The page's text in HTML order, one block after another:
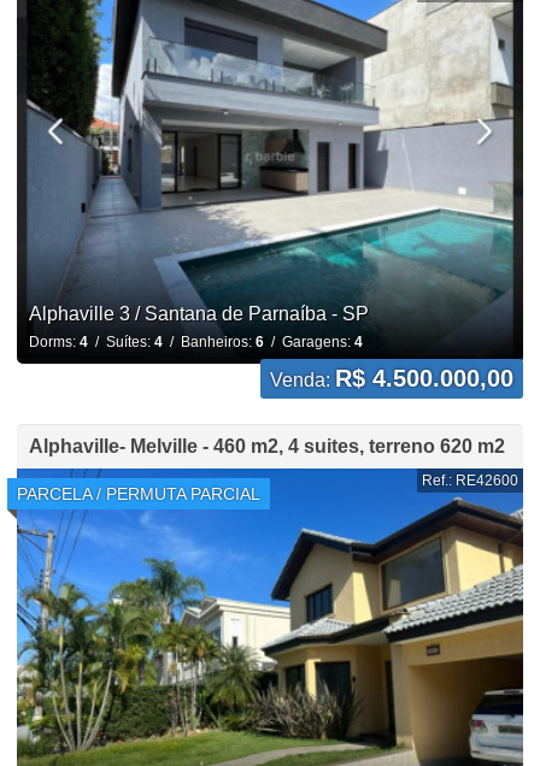
Alphaville 3 / Santana de Parnaíba - SP
Dorms: 4/ Suítes: 4/ Banheiros: 6/ Garagens: 4
Venda: R$ 4.500.000,00
Alphaville- Melville - 460 m2, 4 suites, terreno 620 m2
PARCELA / PERMUTA PARCIAL
Ref.: RE42600